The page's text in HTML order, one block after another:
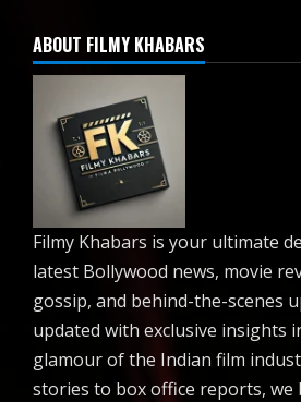
ABOUT FILMY KHABARS
Filmy Khabars is your ultimate
latest Bollywood news, movie
gossip, and behind-the-scenes
updated with exclusive insights
glamour of the Indian film
stories to box office reports, we